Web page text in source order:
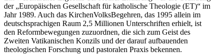
der „Europäischen Gesellschaft für katholische Theologie (ET)“ im
Jahr 1989. Auch das KirchenVolksBegehren, das 1995 allein im
deutschsprachigen Raum 2,5 Millionen Unterschriften erhielt, ist
den Reformbewegungen zuzuordnen, die sich zum Geist des
Zweiten Vatikanischen Konzils und der darauf aufbauenden
theologischen Forschung und pastoralen Praxis bekennen.